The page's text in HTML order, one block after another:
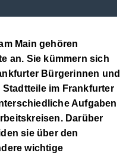
Main gehören
an. Sie kümmern sich
Bürgerinnen und
Stadtteile im Frankfurter
Aufgaben
Darüber
sie über den
wichtige